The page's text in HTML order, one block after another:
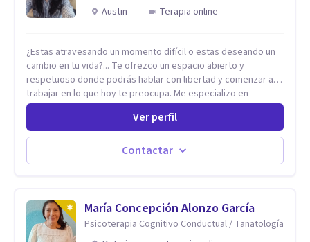
Austin
Terapia online
¿Estas atravesando un momento difícil o estas deseando un
cambio en tu vida?... Te ofrezco un espacio abierto y
respetuoso donde podrás hablar con libertad y comenzar a
trabajar en lo que hoy te preocupa. Me especializo en
Trastornos de Ansiedad y a lo largo de mi experiencia
profesional he acompañado a muchas Familias y Parejas con
distintas problemáticas como el manejo del estrés,
Autoestima, Gestión de la Ira, Depresión, Retos en la Crianza,
Codependencia, Celos, entre otros. Cuento con más de 12
Adolescentes y Adultos
Ver perfil
Contactar
María Concepción Alonzo García
Psicoterapia Cognitivo Conductual / Tanatología